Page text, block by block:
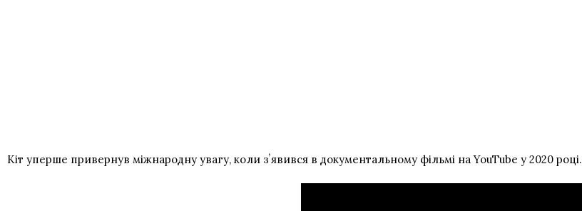
Кіт уперше привернув міжнародну увагу, коли зʼявився в документальному фільмі на YouTube у 2020 році.